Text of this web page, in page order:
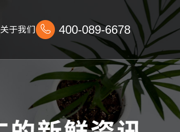
关于我们 400-089-6678